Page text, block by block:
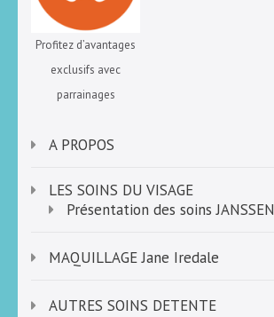
Profitez d’avantages
exclusifs avec
parrainages
A PROPOS
LES SOINS DU VISAGE
Présentation des soins JANSSEN
MAQUILLAGE Jane Iredale
AUTRES SOINS DETENTE